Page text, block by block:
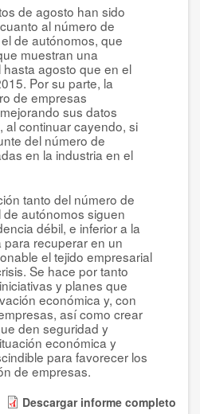
de agosto han sido
al número de
de autónomos, que
muestran una
agosto que en el
Por su parte, la
de empresas
sus datos
al continuar cayendo, si
del número de
en la industria en el
tanto del número de
autónomos siguen
débil, e inferior a la
recuperar en un
el tejido empresarial
Se hace por tanto
y planes que
económica y, con
así como crear
den seguridad y
económica y
para favorecer los
de empresas.
Descargar informe completo